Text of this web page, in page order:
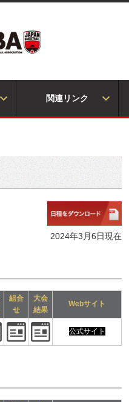
関連リンク
2024年3⽉6⽇現在
組合
せ
大会
結果
Webサイト
公式サイト